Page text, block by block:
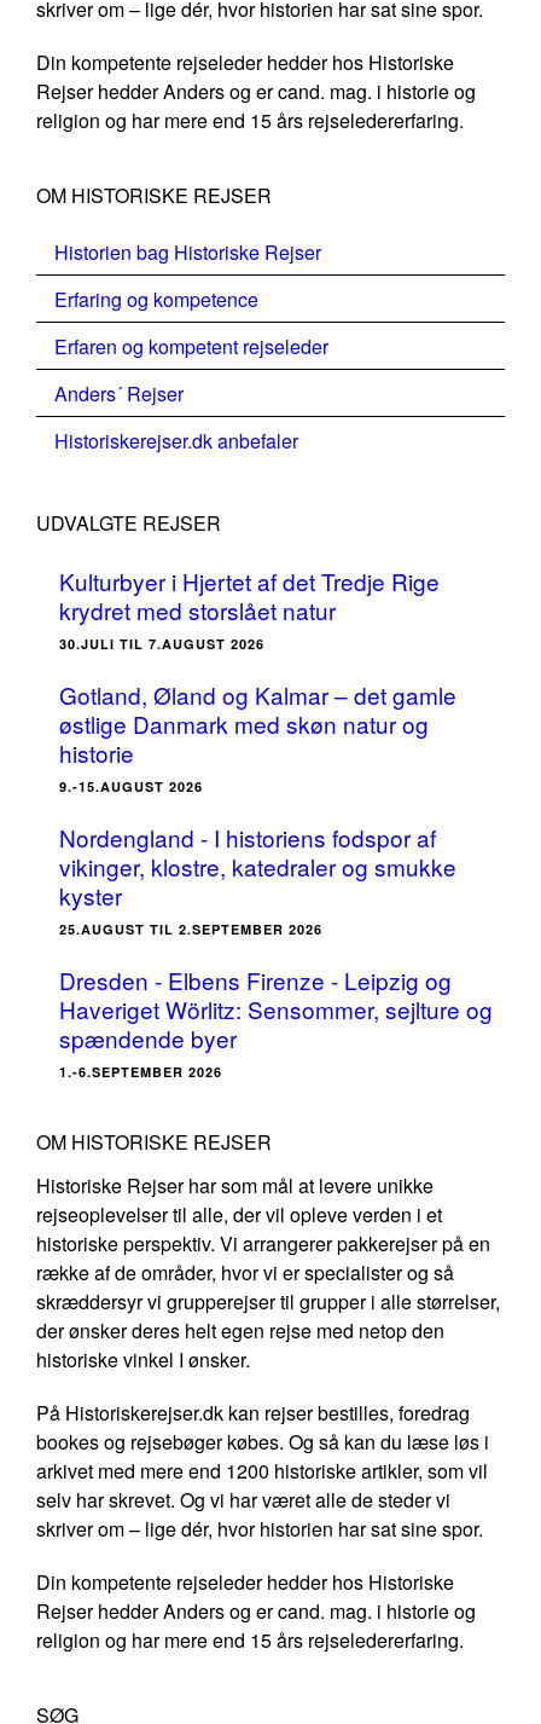
skriver om – lige dér, hvor historien har sat sine spor.
Din kompetente rejseleder hedder hos Historiske
Rejser hedder Anders og er cand. mag. i historie og
religion og har mere end 15 års rejseledererfaring.
OM HISTORISKE REJSER
Historien bag Historiske Rejser
Erfaring og kompetence
Erfaren og kompetent rejseleder
Anders´ Rejser
Historiskerejser.dk anbefaler
UDVALGTE REJSER
Kulturbyer i Hjertet af det Tredje Rige
krydret med storslået natur
30.JULI TIL 7.AUGUST 2026
Gotland, Øland og Kalmar – det gamle
østlige Danmark med skøn natur og
historie
9.-15.AUGUST 2026
Nordengland - I historiens fodspor af
vikinger, klostre, katedraler og smukke
kyster
25.AUGUST TIL 2.SEPTEMBER 2026
Dresden - Elbens Firenze - Leipzig og
Haveriget Wörlitz: Sensommer, sejlture og
spændende byer
1.-6.SEPTEMBER 2026
OM HISTORISKE REJSER
Historiske Rejser har som mål at levere unikke
rejseoplevelser til alle, der vil opleve verden i et
historiske perspektiv. Vi arrangerer pakkerejser på en
række af de områder, hvor vi er specialister og så
skræddersyr vi grupperejser til grupper i alle størrelser,
der ønsker deres helt egen rejse med netop den
historiske vinkel I ønsker.
På Historiskerejser.dk kan rejser bestilles, foredrag
bookes og rejsebøger købes. Og så kan du læse løs i
arkivet med mere end 1200 historiske artikler, som vil
selv har skrevet. Og vi har været alle de steder vi
skriver om – lige dér, hvor historien har sat sine spor.
Din kompetente rejseleder hedder hos Historiske
Rejser hedder Anders og er cand. mag. i historie og
religion og har mere end 15 års rejseledererfaring.
SØG